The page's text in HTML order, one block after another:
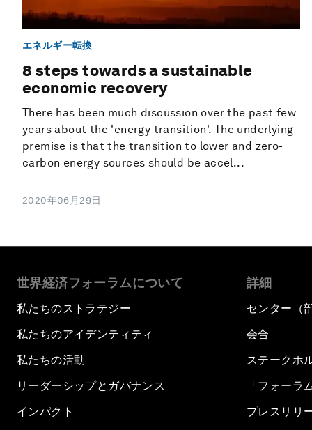
エネルギー転換
8 steps towards a sustainable
economic recovery
There has been much discussion over the past few
years about the 'energy transition'. The underlying
premise is that the transition to lower and zero-
carbon energy sources should be accel...
2020年06月29日
世界経済フォーラムについて
私たちのストラテジー
私たちのアイデンティティ
私たちの活動
リーダーシップとガバナンス
インパクト
詳細
センター（
会合
ステークホ
「フォーラ
プレスリリ